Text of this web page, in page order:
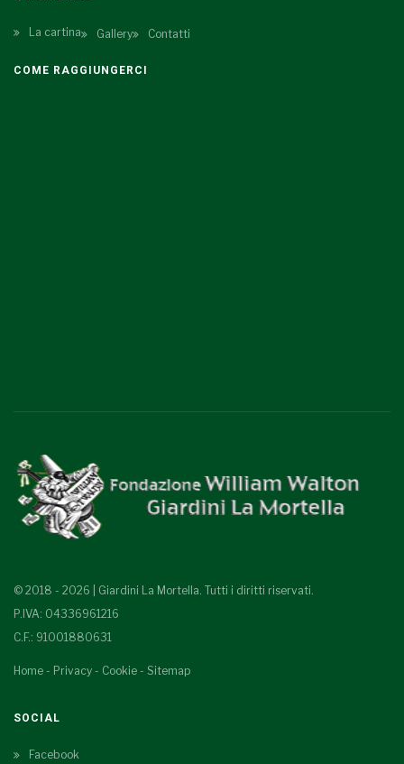
La cartina Gallery Contatti
COME RAGGIUNGERCI
© 2018 - 2026 | Giardini La Mortella. Tutti i diritti riservati.
P.IVA: 04336961216
C.F.: 91001880631
Home - Privacy - Cookie - Sitemap
SOCIAL
Facebook